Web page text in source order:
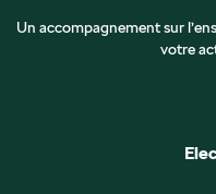
Un accompagnement sur
votre